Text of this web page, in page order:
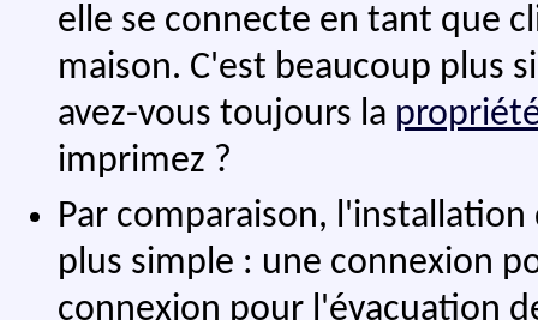
elle se connecte en tant que
maison. C'est beaucoup plus
avez-vous toujours la
imprimez ?
Par comparaison,
plus simple : une connexion
connexion pour l'évacuation